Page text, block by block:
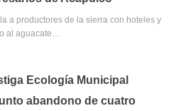
a productores de la sierra con hoteles y
al aguacate…
Ecología Municipal
abandono de cuatro